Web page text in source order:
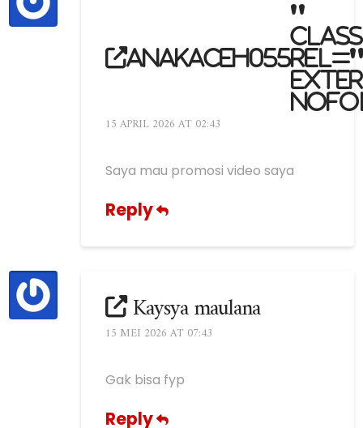
anakaceh055
"
15 APRIL 2026 AT 02:43
Saya mau promosi video saya
Reply
Kaysya maulana
15 MEI 2026 AT 07:43
Gak bisa fyp
Reply